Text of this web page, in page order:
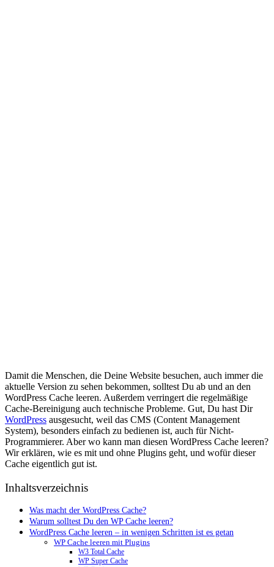
Damit die Menschen, die Deine Website besuchen, auch immer die
aktuelle Version zu sehen bekommen, solltest Du ab und an den
WordPress Cache leeren. Außerdem verringert die regelmäßige
Cache-Bereinigung auch technische Probleme. Gut, Du hast Dir
WordPress ausgesucht, weil das CMS (Content Management
System), besonders einfach zu bedienen ist, auch für Nicht-
Programmierer. Aber wo kann man diesen WordPress Cache leeren?
Wir erklären, wie es mit und ohne Plugins geht, und wofür dieser
Cache eigentlich gut ist.
Inhaltsverzeichnis
Was macht der WordPress Cache?
Warum solltest Du den WP Cache leeren?
WordPress Cache leeren – in wenigen Schritten ist es getan
WP Cache leeren mit Plugins
W3 Total Cache
WP Super Cache